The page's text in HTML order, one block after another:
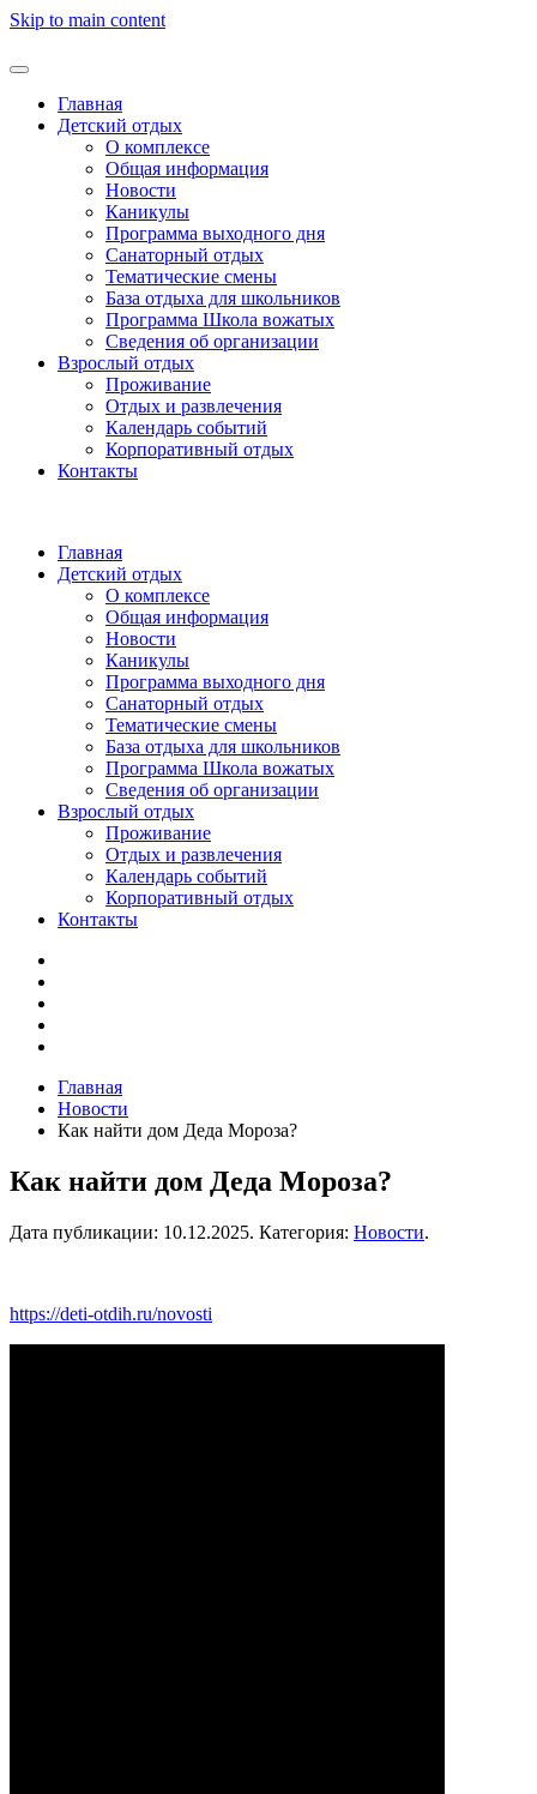
Skip to main content
Главная
Детский отдых
О комплексе
Общая информация
Новости
Каникулы
Программа выходного дня
Санаторный отдых
Тематические смены
База отдыха для школьников
Программа Школа вожатых
Cведения об организации
Взрослый отдых
Проживание
Отдых и развлечения
Календарь событий
Корпоративный отдых
Контакты
Главная
Детский отдых
О комплексе
Общая информация
Новости
Каникулы
Программа выходного дня
Санаторный отдых
Тематические смены
База отдыха для школьников
Программа Школа вожатых
Cведения об организации
Взрослый отдых
Проживание
Отдых и развлечения
Календарь событий
Корпоративный отдых
Контакты
Главная
Новости
Как найти дом Деда Мороза?
Как найти дом Деда Мороза?
Дата публикации: 10.12.2025. Категория: Новости.
https://deti-otdih.ru/novosti